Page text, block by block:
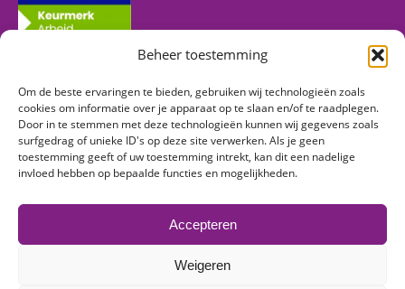
Beheer toestemming
Om de beste ervaringen te bieden, gebruiken wij technologieën zoals
cookies om informatie over je apparaat op te slaan en/of te raadplegen.
Door in te stemmen met deze technologieën kunnen wij gegevens zoals
surfgedrag of unieke ID's op deze site verwerken. Als je geen
toestemming geeft of uw toestemming intrekt, kan dit een nadelige
invloed hebben op bepaalde functies en mogelijkheden.
Accepteren
Weigeren
Volg ons
Vind ons op:
Facebook
page
Linkedin
page
Instagram
page